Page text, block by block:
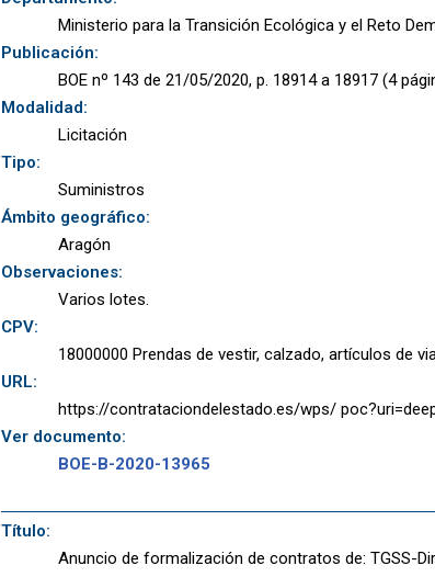
Ministerio para la Transición Ecológica y el Reto
Publicación:
BOE nº 143 de 21/05/2020, p. 18914 a 18917 (4
Modalidad:
Licitación
Tipo:
Suministros
Ámbito geográfico:
Aragón
Observaciones:
Varios lotes.
CPV:
18000000 Prendas de vestir, calzado, artículos de
URL:
https://contrataciondelestado.es/wps/
Ver documento:
BOE-B-2020-13965
Título:
Anuncio de formalización de contratos de: TGSS-